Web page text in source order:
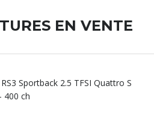
EN VENTE